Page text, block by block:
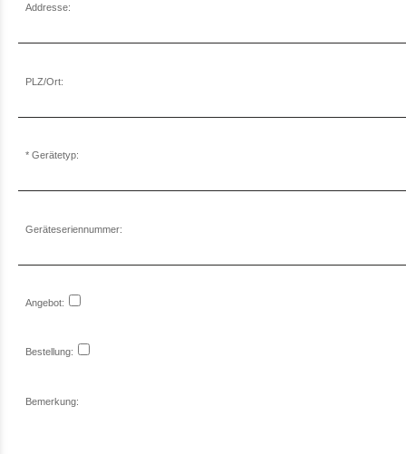
Bemerkung:
Addresse:
Angebot:
Bestellung:
Gerätetyp:
PLZ/Ort:
Geräteseriennummer: